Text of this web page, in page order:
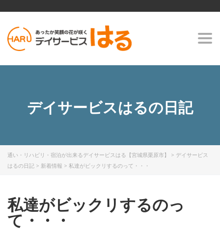
デイサービスはるの日記
通い・リハビリ・宿泊が出来るデイサービスはる【宮城県栗原市】 > デイサービス
はるの日記 > 新着情報 > 私達がビックリするのって・・・
私達がビックリするのっ
て・・・